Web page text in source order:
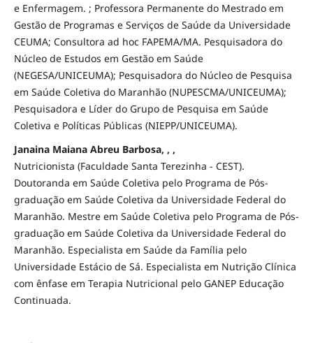
e Enfermagem. ; Professora Permanente do Mestrado em
Gestão de Programas e Serviços de Saúde da Universidade
CEUMA; Consultora ad hoc FAPEMA/MA. Pesquisadora do
Núcleo de Estudos em Gestão em Saúde
(NEGESA/UNICEUMA); Pesquisadora do Núcleo de Pesquisa
em Saúde Coletiva do Maranhão (NUPESCMA/UNICEUMA);
Pesquisadora e Líder do Grupo de Pesquisa em Saúde
Coletiva e Políticas Públicas (NIEPP/UNICEUMA).
Janaina Maiana Abreu Barbosa, , ,
Nutricionista (Faculdade Santa Terezinha - CEST).
Doutoranda em Saúde Coletiva pelo Programa de Pós-
graduação em Saúde Coletiva da Universidade Federal do
Maranhão. Mestre em Saúde Coletiva pelo Programa de Pós-
graduação em Saúde Coletiva da Universidade Federal do
Maranhão. Especialista em Saúde da Família pelo
Universidade Estácio de Sá. Especialista em Nutrição Clínica
com ênfase em Terapia Nutricional pelo GANEP Educação
Continuada.